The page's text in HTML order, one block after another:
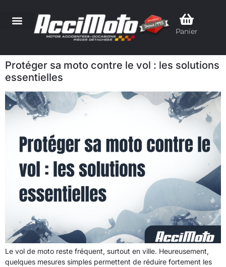
Panier
Protéger sa moto contre le vol : les solutions
essentielles
Le vol de moto reste fréquent, surtout en ville. Heureusement,
quelques mesures simples permettent de réduire fortement les